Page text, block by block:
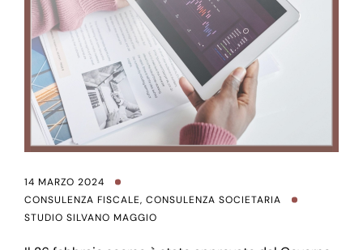
14 MARZO 2024
CONSULENZA FISCALE, CONSULENZA SOCIETARIA
STUDIO SILVANO MAGGIO